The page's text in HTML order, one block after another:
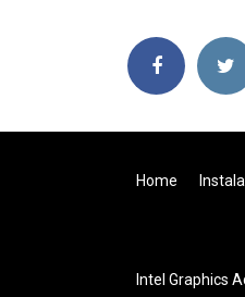
Home
Intel Graphics